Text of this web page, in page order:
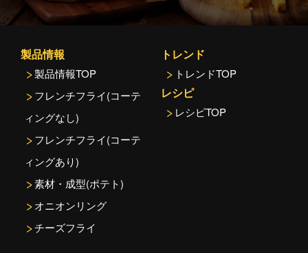
製品情報
製品情報TOP
フレンチフライ(コーテ
ィングなし)
フレンチフライ(コーテ
ィングあり)
素材・成型(ポテト)
オニオンリング
チーズフライ
トレンド
トレンドTOP
レシピ
レシピTOP